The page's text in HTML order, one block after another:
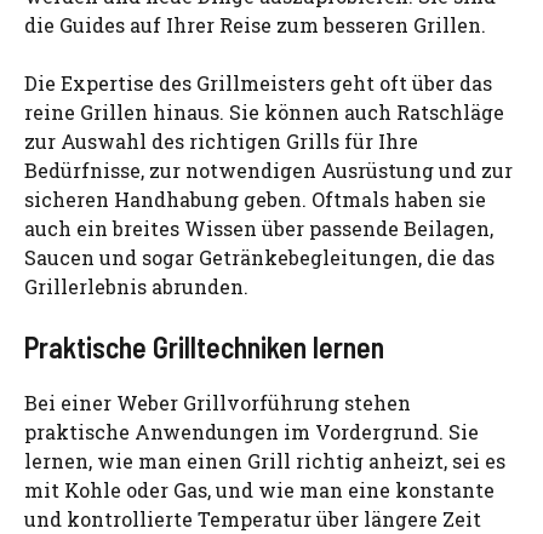
die Guides auf Ihrer Reise zum besseren Grillen.
Die Expertise des Grillmeisters geht oft über das
reine Grillen hinaus. Sie können auch Ratschläge
zur Auswahl des richtigen Grills für Ihre
Bedürfnisse, zur notwendigen Ausrüstung und zur
sicheren Handhabung geben. Oftmals haben sie
auch ein breites Wissen über passende Beilagen,
Saucen und sogar Getränkebegleitungen, die das
Grillerlebnis abrunden.
Praktische Grilltechniken lernen
Bei einer Weber Grillvorführung stehen
praktische Anwendungen im Vordergrund. Sie
lernen, wie man einen Grill richtig anheizt, sei es
mit Kohle oder Gas, und wie man eine konstante
und kontrollierte Temperatur über längere Zeit